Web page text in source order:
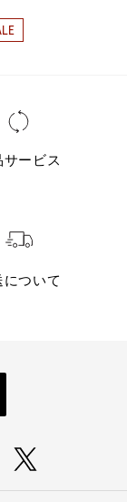
サービス
について